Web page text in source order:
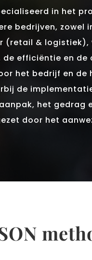
in het
bedrijven, zowel
(retail & logistiek),
efficiëntie en de
het bedrijf en de
de
het gedrag
door het